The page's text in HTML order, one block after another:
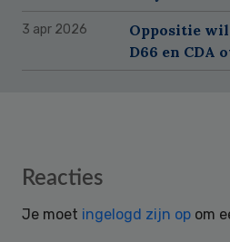
3 apr 2026
Oppositie
D66 en CDA
Reader
Reacties
Je moet ingelogd zijn op om